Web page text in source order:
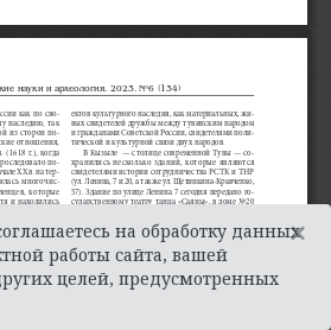
на обработку данных
работы сайта, вашей
целей, предусмотренных
×